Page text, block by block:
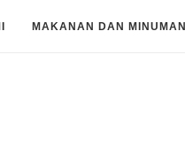
MAKANAN DAN MINUMAN